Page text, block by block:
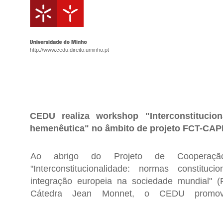
http://www.cedu.direito.uminho.pt
CEDU realiza workshop
hemenêutica" no âmbito de projeto FCT-
Ao abrigo do Projeto de Cooperação
"Interconstitucionalidade: normas
integração europeia na sociedade mundial"
Cátedra Jean Monnet, o CEDU